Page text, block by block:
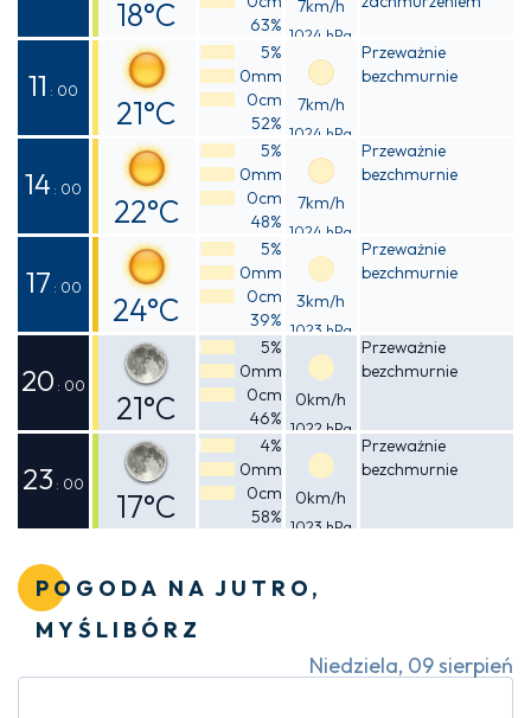
18°C
Odczuwalna
17°C
63%
7km/h
1024 hPa
11 : 00
21°C
Odczuwalna
20°C
5%
0mm
0cm
52%
7km/h
1024 hPa
Przeważnie
bezchmurnie
14 : 00
22°C
Odczuwalna
21°C
5%
0mm
0cm
48%
7km/h
1024 hPa
Przeważnie
bezchmurnie
17 : 00
24°C
Odczuwalna
23°C
5%
0mm
0cm
39%
3km/h
1023 hPa
Przeważnie
bezchmurnie
20 : 00
21°C
Odczuwalna
21°C
5%
0mm
0cm
46%
0km/h
1022 hPa
Przeważnie
bezchmurnie
23 : 00
17°C
4%
0mm
0cm
58%
0km/h
1023 hPa
Przeważnie
bezchmurnie
POGODA NA JUTRO,
MYŚLIBÓRZ
Niedziela, 09 sierpień